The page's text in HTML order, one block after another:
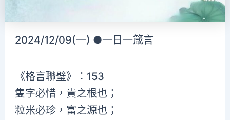
2024/12/09(一) ●一日一箴言
《格言聯璧》：153
隻字必惜，貴之根也；
粒米必珍，富之源也；